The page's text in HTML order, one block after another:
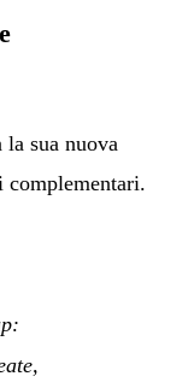
sua nuova
complementari.